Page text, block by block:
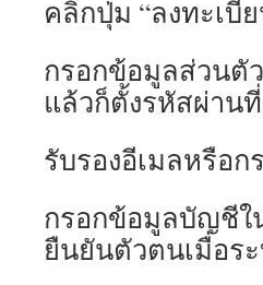
คลิกปุ่ม “ลงทะเบี
กรอกข้อมูลส่วนตั
แล้วก็ตั้งรหัสผ่าน
รับรองอีเมลหรือก
กรอกข้อมูลบัญชีใ
ยืนยันตัวตนเมื่อร